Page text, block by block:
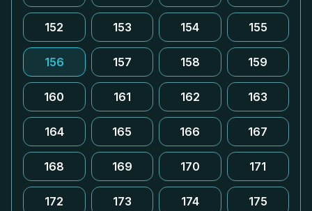
152 153 154 155
156 157 158 159
160 161 162 163
164 165 166 167
168 169 170 171
172 173 174 175